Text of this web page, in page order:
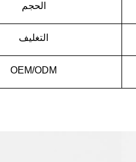
الحجم
التغليف
OEM/ODM